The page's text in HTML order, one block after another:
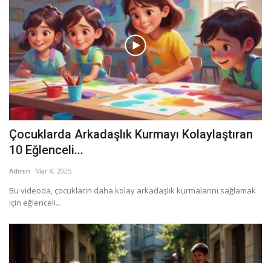
Çocuklarda Arkadaşlık Kurmayı Kolaylaştıran
10 Eğlenceli...
Admin Mar 8, 2025
Bu videoda, çocukların daha kolay arkadaşlık kurmalarını sağlamak
için eğlenceli...